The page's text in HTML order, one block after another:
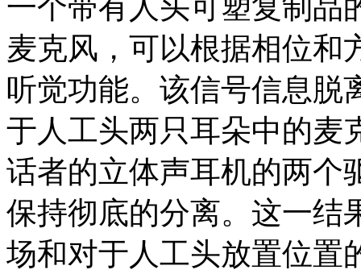
一个带有人头可塑复制品
麦克风，可以根据相位和
听觉功能。该信号信息脱
于人工头两只耳朵中的麦
话者的立体声耳机的两个
保持彻底的分离。这一结
场和对于人工头放置位置